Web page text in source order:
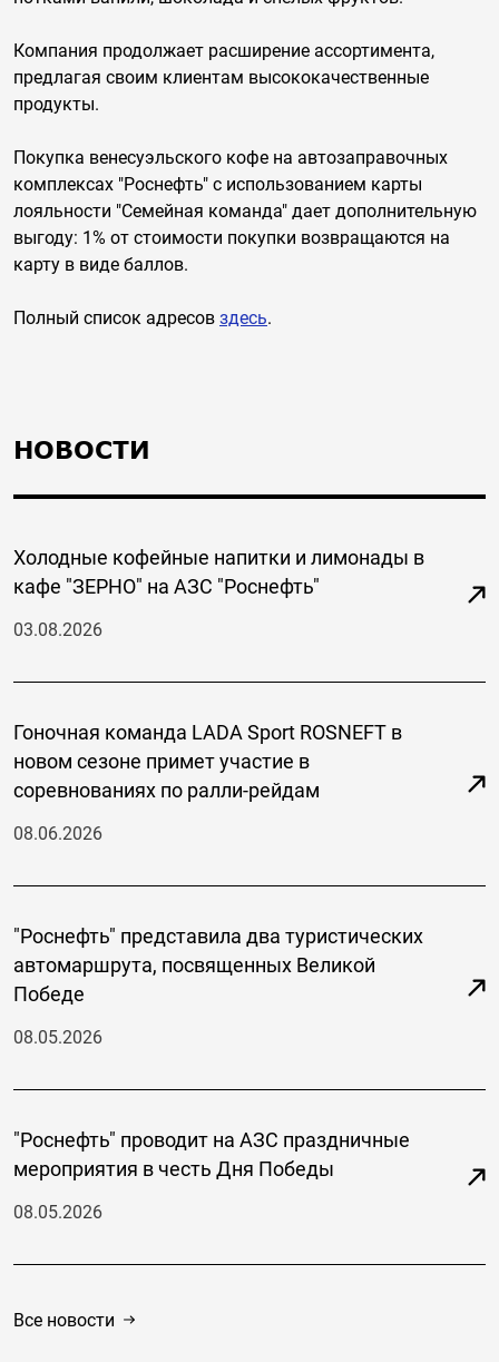
Компания продолжает расширение ассортимента,
предлагая своим клиентам высококачественные
продукты.
Покупка венесуэльского кофе на автозаправочных
комплексах "Роснефть" с использованием карты
лояльности "Семейная команда" дает дополнительную
выгоду: 1% от стоимости покупки возвращаются на
карту в виде баллов.
Полный список адресов здесь.
НОВОСТИ
Холодные кофейные напитки и лимонады в
кафе "ЗЕРНО" на АЗС "Роснефть"
03.08.2026
Гоночная команда LADA Sport ROSNEFT в
новом сезоне примет участие в
соревнованиях по ралли-рейдам
08.06.2026
"Роснефть" представила два туристических
автомаршрута, посвященных Великой
Победе
08.05.2026
"Роснефть" проводит на АЗС праздничные
мероприятия в честь Дня Победы
08.05.2026
Все новости